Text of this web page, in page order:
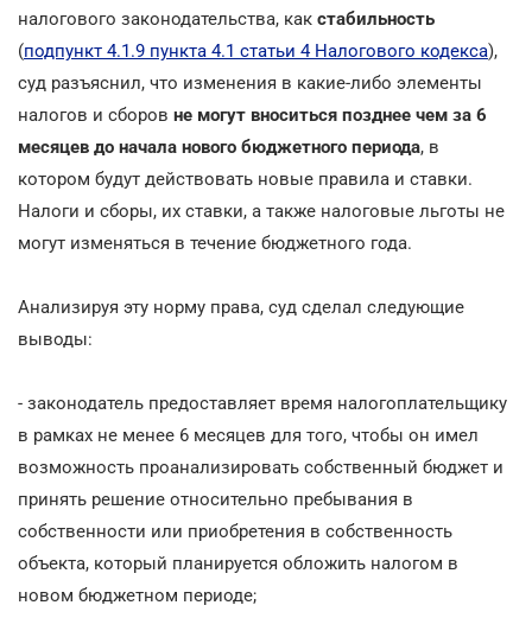
налогового законодательства, как стабильность
(подпункт 4.1.9 пункта 4.1 статьи 4 Налогового кодекса),
суд разъяснил, что изменения в какие-либо элементы
налогов и сборов не могут вноситься позднее чем за 6
месяцев до начала нового бюджетного периода, в
котором будут действовать новые правила и ставки.
Налоги и сборы, их ставки, а также налоговые льготы не
могут изменяться в течение бюджетного года.
Анализируя эту норму права, суд сделал следующие
выводы:
- законодатель предоставляет время налогоплательщику
в рамках не менее 6 месяцев для того, чтобы он имел
возможность проанализировать собственный бюджет и
принять решение относительно пребывания в
собственности или приобретения в собственность
объекта, который планируется обложить налогом в
новом бюджетном периоде;